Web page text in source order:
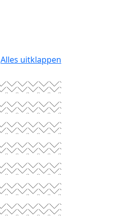
Alles uitklappen